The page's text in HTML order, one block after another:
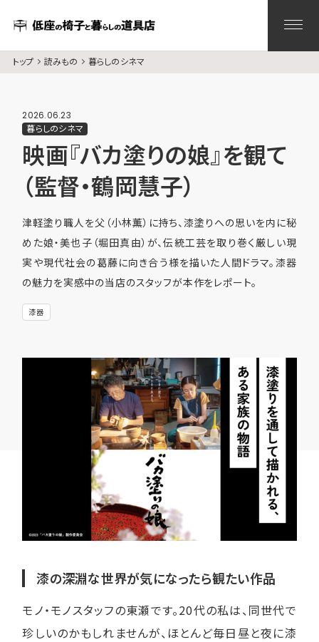
トップ 読みもの 暮らしのシネマ
2026.06.23
暮らしのシネマ
映画『バカ塗りの娘』を観て
（監督・鶴岡慧子）
津軽塗り職人を父（小林薫）に持ち、漆塗りへの思いを内に秘
めた娘・美也子（堀田真由）が、伝統工芸を取り巻く厳しい現
実や現代社会の葛藤に向き合う様を描いた人間ドラマ。漆器
の魅力を実感中の当店のスタッフが本作をレポート。
漆器
漆の深淵な世界が気になったら観たい作品
モノ・モノスタッフの東瀬です。20代の私は、同世代で
珍しいのかもしれませんが、ほとんど毎日昼と夜に漆